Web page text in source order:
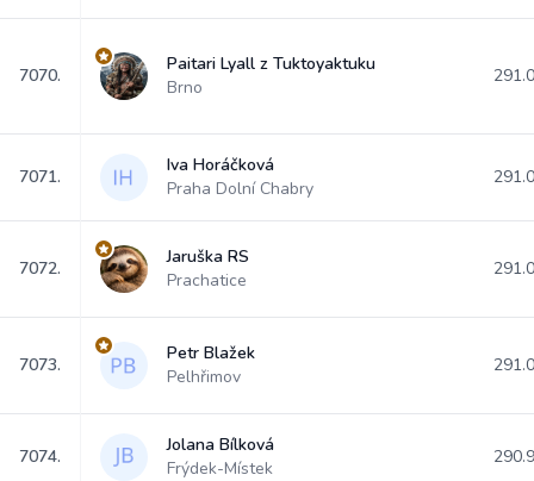
7070.
Paitari Lyall z Tuktoyaktuku
Brno
7071.
Iva Horáčková
Praha Dolní Chabry
7072.
Jaruška RS
Prachatice
7073.
Petr Blažek
Pelhřimov
7074.
Jolana Bílková
Frýdek-Místek